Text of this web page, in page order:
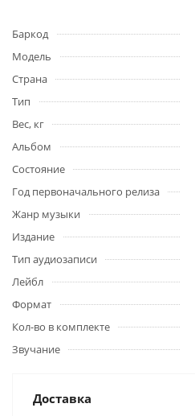
Баркод
Модель
Страна
Тип
Вес, кг
Альбом
Состояние
Год первоначального релиза
Жанр музыки
Издание
Тип аудиозаписи
Лейбл
Формат
Кол-во в комплекте
Звучание
Доставка